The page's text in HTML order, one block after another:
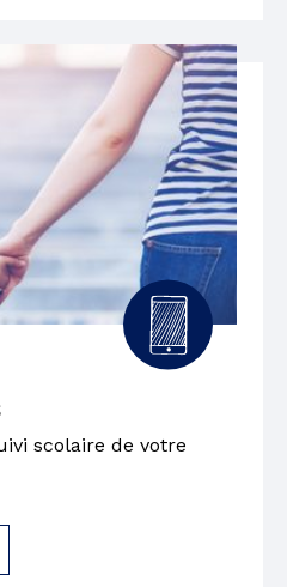
scolaire de votre